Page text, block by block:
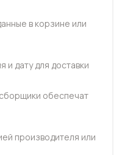
в корзине или
дату для доставки
обеспечат
производителя или